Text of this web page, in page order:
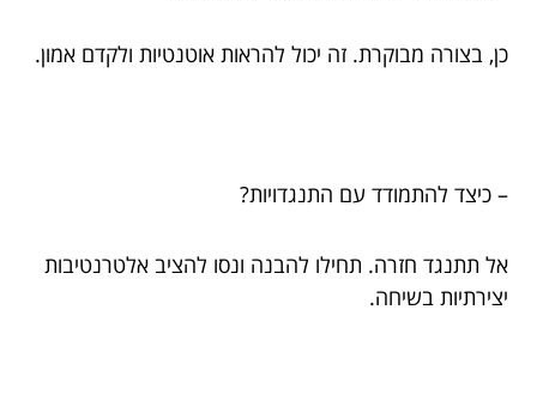
כן, בצורה מבוקרת. זה יכול להראות אוטנטיות ולקדם אמון.
– כיצד להתמודד עם התנגדויות?
אל תתנגד חזרה. תחילו להבנה ונסו להציב אלטרנטיבות
יצירתיות בשיחה.